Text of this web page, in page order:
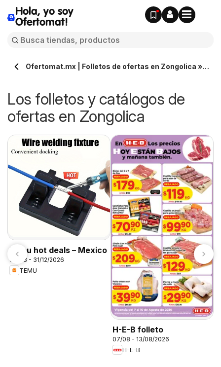
Hola, yo soy
Ofertomat!
Ofertomat.mx | Folletos de ofertas en Zongolica »
Los folletos y catálogos de
ofertas en Zongolica
Temu hot deals – Mexico
07/08 - 31/12/2026
TEMU
H-E-B folleto
07/08 - 13/08/2026
H-E-B